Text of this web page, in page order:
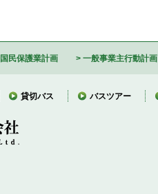
国民保護業計画 一般事業主行動計画
貸切バス バスツアー